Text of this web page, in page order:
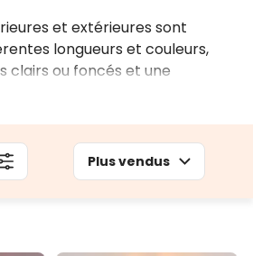
et extérieures sont
longueurs et couleurs,
clairs ou foncés et une
accessoires. Selon le
pour des guirlandes
Plus vendus